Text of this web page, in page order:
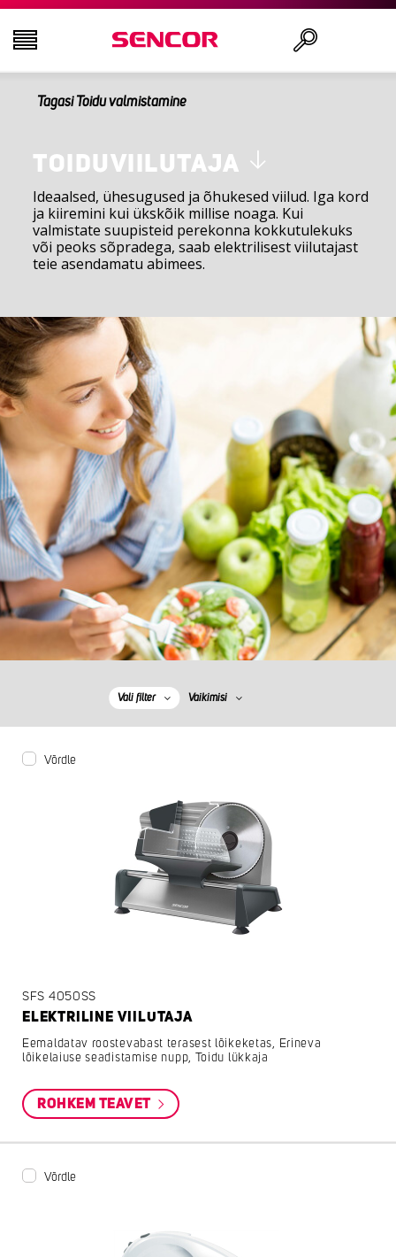
AUDIO - VIDEO
KÖÖK
MAJAPIDAMINE
ILU JA TERVIS
KONTOR JA KAABLID
Tagasi Toidu valmistamine
TOIDUVIILUTAJA
Ideaalsed, ühesugused ja õhukesed viilud. Iga kord
ja kiiremini kui ükskõik millise noaga. Kui
valmistate suupisteid perekonna kokkutulekuks
või peoks sõpradega, saab elektrilisest viilutajast
teie asendamatu abimees.
Vali filter Vaikimisi
Võrdle
SFS 4050SS
ELEKTRILINE VIILUTAJA
Eemaldatav roostevabast terasest lõikeketas, Erineva
lõikelaiuse seadistamise nupp, Toidu lükkaja
ROHKEM TEAVET
Võrdle